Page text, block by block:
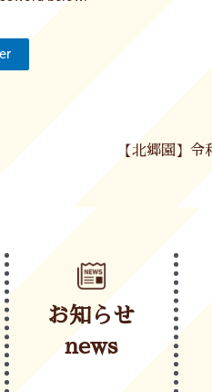
【北郷園】
お知らせ
news